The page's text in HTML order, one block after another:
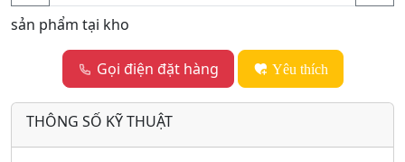
sản phẩm tại kho
Gọi điện đặt hàng Yêu thích
THÔNG SỐ KỸ THUẬT